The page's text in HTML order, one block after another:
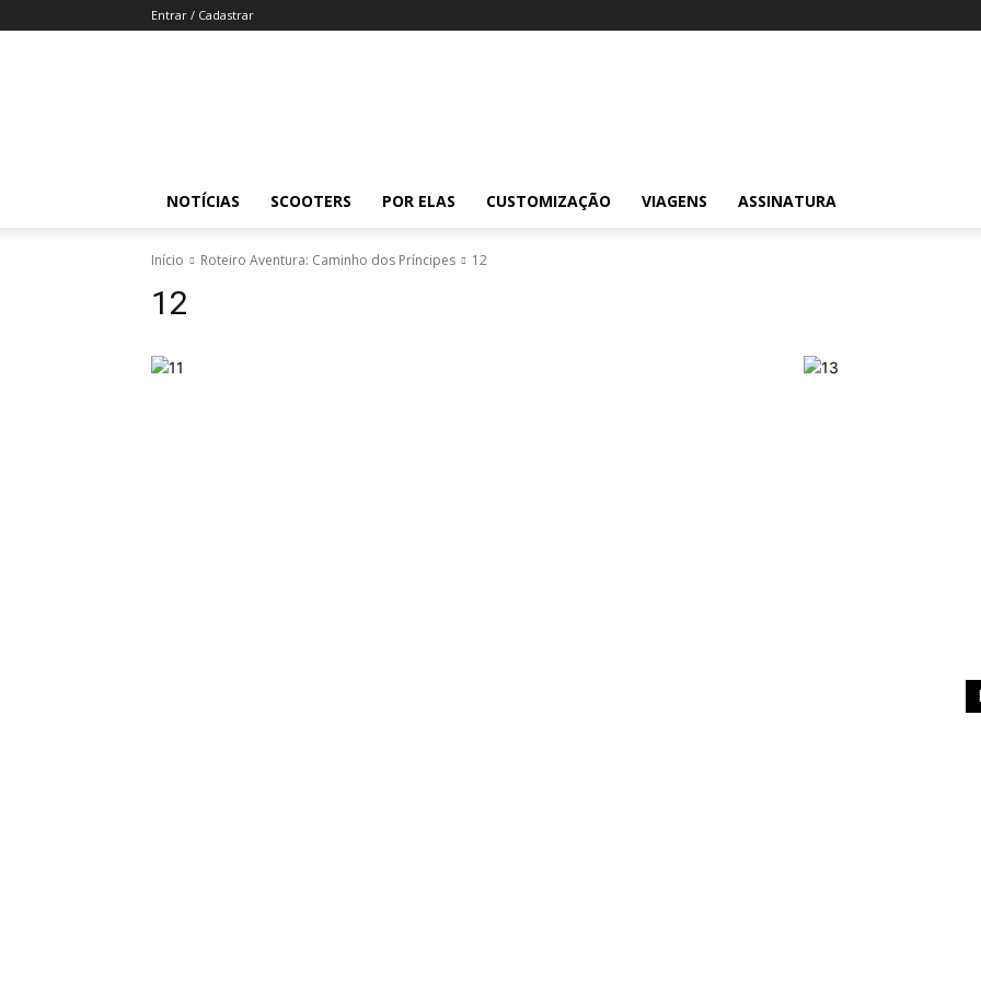
Entrar / Cadastrar
NOTÍCIAS SCOOTERS POR ELAS CUSTOMIZAÇÃO VIAGENS ASSINATURA
Início Roteiro Aventura: Caminho dos Príncipes 12
12